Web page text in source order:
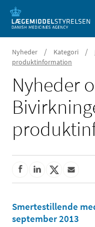
Nyheder / Kategori /
produktinformation
Nyheder
Smertestillende
september 2013